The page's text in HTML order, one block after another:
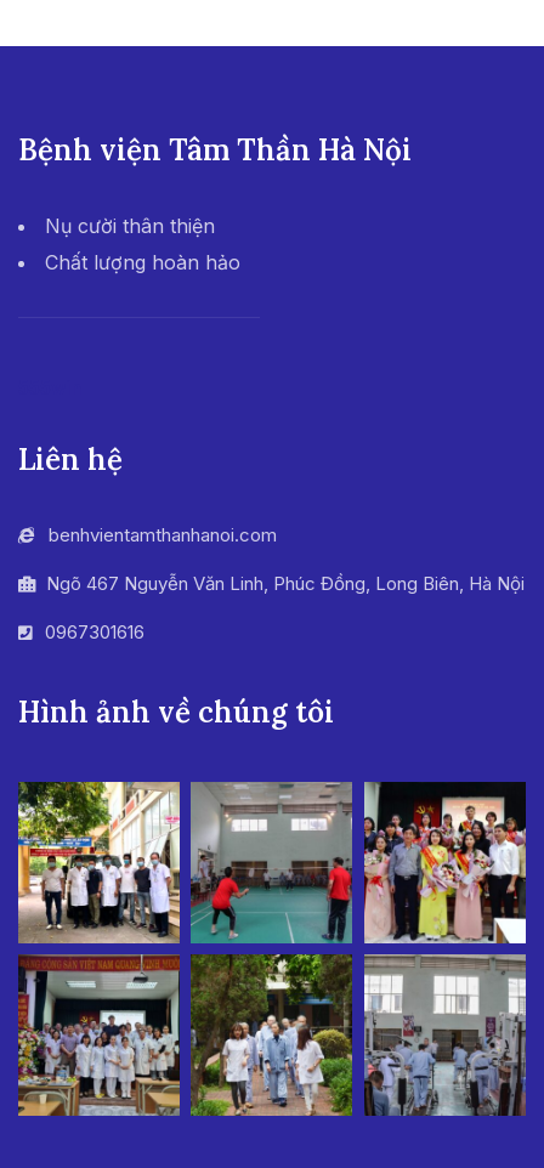
Bệnh viện Tâm Thần Hà Nội
Nụ cười thân thiện
Chất lượng hoàn hảo
Liên hệ
benhvientamthanhanoi.com
Ngõ 467 Nguyễn Văn Linh, Phúc Đồng, Long Biên, Hà Nội
0967301616
Hình ảnh về chúng tôi